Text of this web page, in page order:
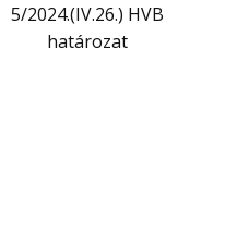
5/2024.(IV.26.) HVB
határozat